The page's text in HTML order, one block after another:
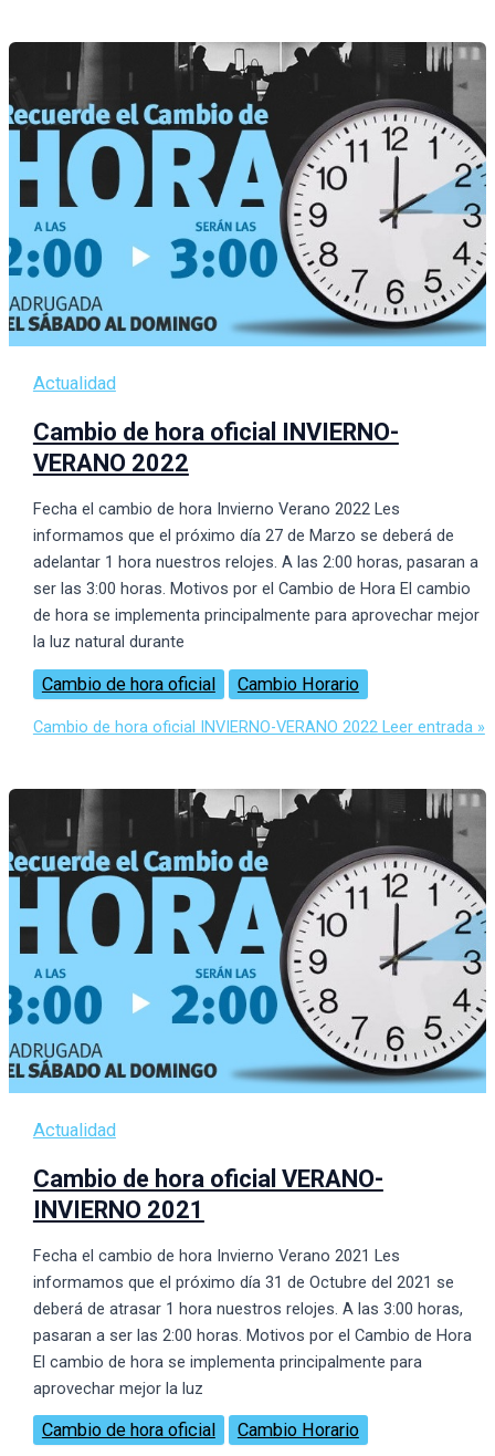
Actualidad
Cambio de hora oficial INVIERNO-
VERANO 2022
Fecha el cambio de hora Invierno Verano 2022 Les
informamos que el próximo dí­a 27 de Marzo se deberá de
adelantar 1 hora nuestros relojes. A las 2:00 horas, pasaran a
ser las 3:00 horas. Motivos por el Cambio de Hora El cambio
de hora se implementa principalmente para aprovechar mejor
la luz natural durante
Cambio de hora oficial Cambio Horario
Cambio de hora oficial INVIERNO-VERANO 2022Leer entrada »
Actualidad
Cambio de hora oficial VERANO-
INVIERNO 2021
Fecha el cambio de hora Invierno Verano 2021 Les
informamos que el próximo dí­a 31 de Octubre del 2021 se
deberá de atrasar 1 hora nuestros relojes. A las 3:00 horas,
pasaran a ser las 2:00 horas. Motivos por el Cambio de Hora
El cambio de hora se implementa principalmente para
aprovechar mejor la luz
Cambio de hora oficial Cambio Horario